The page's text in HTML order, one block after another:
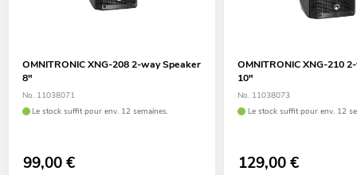
OMNITRONIC XNG-208 2-way Speaker
8"
No. 11038071
Le stock suffit pour env. 12 semaines.
99,00€
OMNITRONIC XNG-210
10"
No. 11038073
Le stock suffit pour env. 12
129,00€